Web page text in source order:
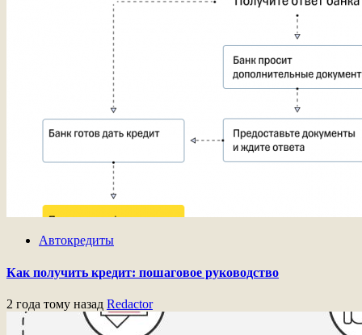
Автокредиты
Как получить кредит: пошаговое руководство
2 года тому назад Redactor